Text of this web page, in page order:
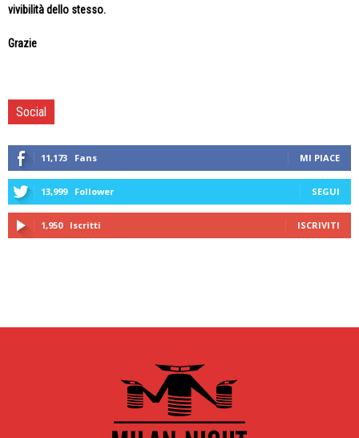
vivibilità dello stesso.
Grazie
Social
11,173 Fans MI PIACE
13,999 Follower SEGUI
1,950 Iscritti ISCRIVITI